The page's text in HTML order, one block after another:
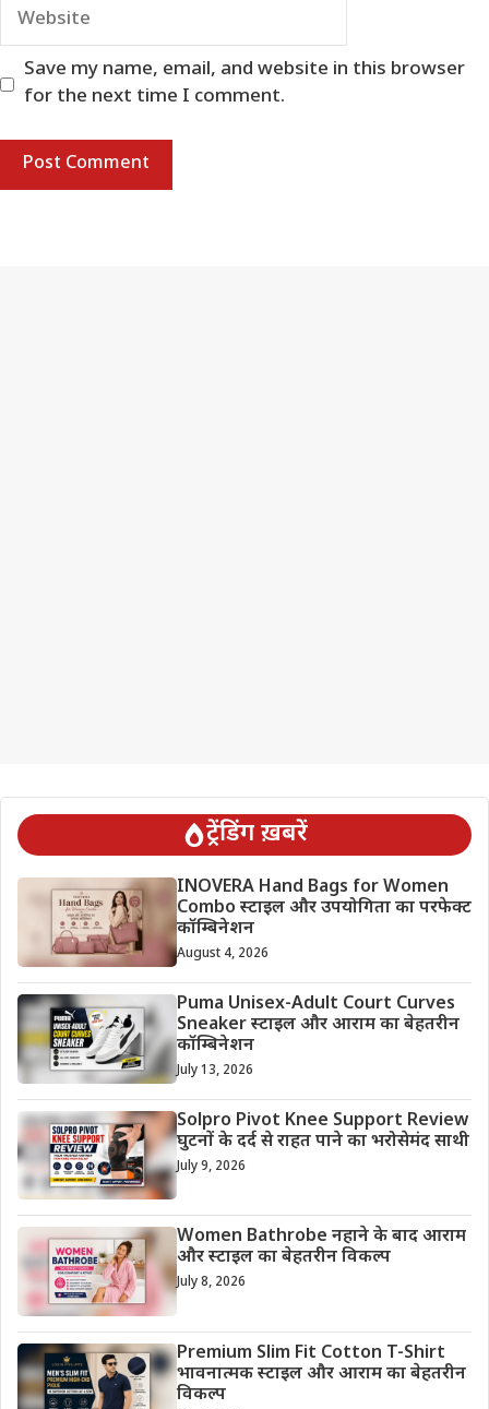
Website
Save my name, email, and website in this browser
for the next time I comment.
ट्रेंडिंग ख़बरें
INOVERA Hand Bags for Women
Combo स्टाइल और उपयोगिता का परफेक्ट
कॉम्बिनेशन
August 4, 2026
Puma Unisex-Adult Court Curves
Sneaker स्टाइल और आराम का बेहतरीन
कॉम्बिनेशन
July 13, 2026
Solpro Pivot Knee Support Review
घुटनों के दर्द से राहत पाने का भरोसेमंद साथी
July 9, 2026
Women Bathrobe नहाने के बाद आराम
और स्टाइल का बेहतरीन विकल्प
July 8, 2026
Premium Slim Fit Cotton T-Shirt
भावनात्मक स्टाइल और आराम का बेहतरीन
विकल्प